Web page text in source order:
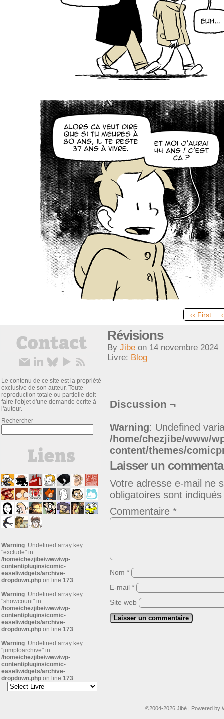
‹‹ First
Le contenu de ce site est la propriété
exclusive de son auteur. Toute
reproduction totale ou partielle doit
faire l'objet d'une demande écrite à
l'auteur.
Rechercher
Warning: Undefined array key
"exclude" in
/home/chezjibe/www/wp-
content/plugins/comic-
easel/widgets/archive-
dropdown.php on line 173
Warning: Undefined array key
"showcount" in
/home/chezjibe/www/wp-
content/plugins/comic-
easel/widgets/archive-
dropdown.php on line 173
Warning: Undefined array key
"jumptoarchive" in
/home/chezjibe/www/wp-
content/plugins/comic-
easel/widgets/archive-
dropdown.php on line 173
Révisions
By Jibe on 14 novembre 2024
Livre: Blog
Discussion ¬
Warning: Undefined
/home/chezjibe/www/
content/themes/
Laisser un
Votre adresse e-mail ne
obligatoires sont
Commentaire *
Nom *
E-mail *
Site web
©2004-2026 Jibé | Powered by